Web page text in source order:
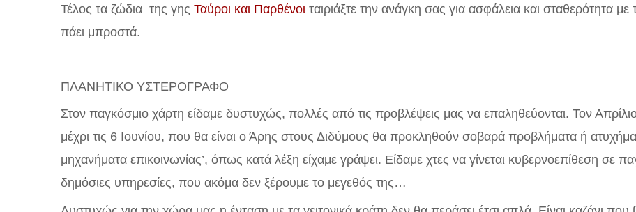
Τέλος τα ζώδια της γης Ταύροι και Παρθένοι ταιριάξτε την ανάγκη σας για ασφάλεια και σταθερότητα
πάει μπροστά.
ΠΛΑΝΗΤΙΚΟ ΥΣΤΕΡΟΓΡΑΦΟ
Στον παγκόσμιο χάρτη είδαμε δυστυχώς, πολλές από τις προβλέψεις μας να επαληθεύονται. Τον Απρίλιο
μέχρι τις 6 Ιουνίου, που θα είναι ο Άρης στους Διδύμους θα προκληθούν σοβαρά προβλήματα ή
μηχανήματα επικοινωνίας’, όπως κατά λέξη είχαμε γράψει. Είδαμε χτες να γίνεται κυβερνοεπίθεση σε
δημόσιες υπηρεσίες, που ακόμα δεν ξέρουμε το μεγεθός της…